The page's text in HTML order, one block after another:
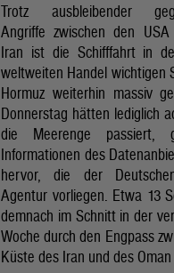
Trotz ausbleibender
Angriffe zwischen den
Iran ist die Schifffahrt in
weltweiten Handel wichtigen
Hormuz weiterhin massiv
Donnerstag hätten lediglich
die Meerenge passiert,
Informationen des
hervor, die der
Agentur vorliegen. Etwa 13
demnach im Schnitt in der
Woche durch den Engpass
Küste des Iran und des Oman